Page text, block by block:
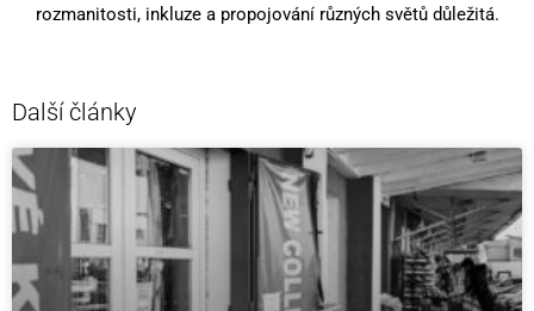
rozmanitosti, inkluze a propojování různých světů důležitá.
Další články